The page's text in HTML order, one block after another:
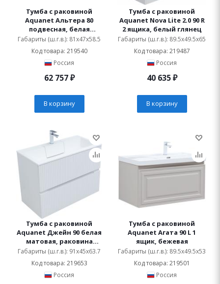
Тумба с раковиной
Aquanet Альтера 80
подвесная, белая
матовая
Габариты (ш.г.в.): 81x47x58.5
Код товара: 219540
Россия
62 757₽
В корзину
Тумба с раковиной
Aquanet Nova Lite 2.0 90 R
2 ящика, белый глянец
Габариты (ш.г.в.): 89.5x49.5x65
Код товара: 219487
Россия
40 635₽
В корзину
Тумба с раковиной
Aquanet Джейн 90 белая
матовая, раковина
Фортуна
Габариты (ш.г.в.): 91x45x63.7
Код товара: 219653
Россия
Тумба с раковиной
Aquanet Агата 90 L 1
ящик, бежевая
Габариты (ш.г.в.): 89.5x49.5x53
Код товара: 219501
Россия